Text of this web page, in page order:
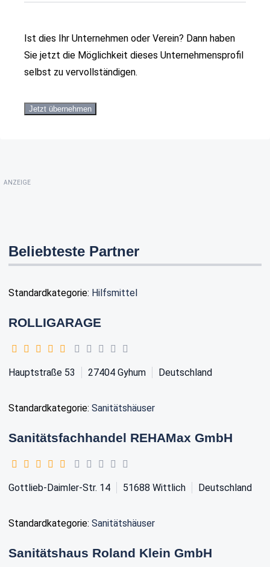
Ist dies Ihr Unternehmen oder Verein? Dann haben
Sie jetzt die Möglichkeit dieses Unternehmensprofil
selbst zu vervollständigen.
Jetzt übernehmen
ANZEIGE
Beliebteste Partner
Standardkategorie: Hilfsmittel
ROLLIGARAGE
Hauptstraße 53 27404 Gyhum Deutschland
Standardkategorie: Sanitätshäuser
Sanitätsfachhandel REHAMax GmbH
Gottlieb-Daimler-Str. 14 51688 Wittlich Deutschland
Standardkategorie: Sanitätshäuser
Sanitätshaus Roland Klein GmbH